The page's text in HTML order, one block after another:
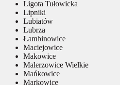
Ligota Tułowicka
Lipniki
Lubiatów
Lubrza
Łambinowice
Maciejowice
Makowice
Malerzowice Wielkie
Mańkowice
Markowice